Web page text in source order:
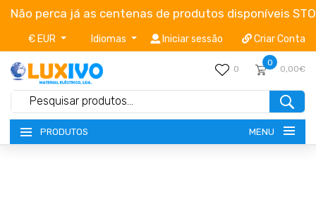
Não perca já as centenas de produtos disponíveis
€ EUR Idiomas Iniciar sessão Criar Conta
0
0
0,00€
PRODUTOS MENU